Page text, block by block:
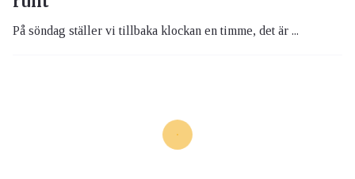
På söndag ställer vi tillbaka klockan en timme, det är ...